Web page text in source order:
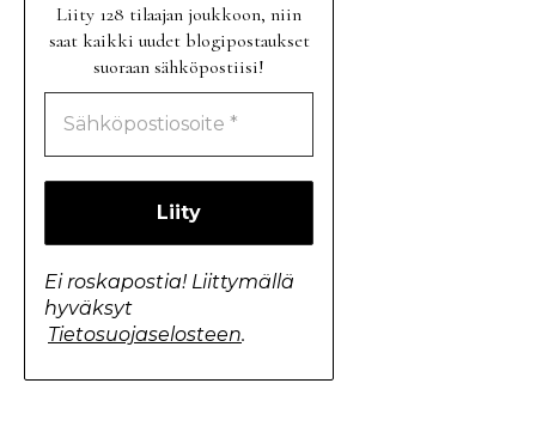
Liity 128 tilaajan joukkoon, niin
saat kaikki uudet blogipostaukset
suoraan sähköpostiisi!
Ei roskapostia! Liittymällä
hyväksyt
Tietosuojaselosteen.